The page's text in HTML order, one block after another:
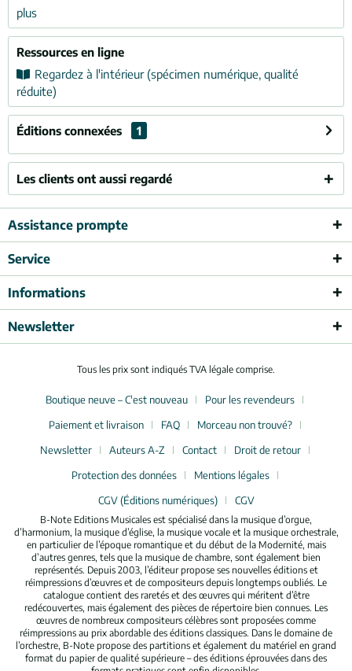
plus
Ressources en ligne
Regardez à l'intérieur (spécimen numérique, qualité
réduite)
Éditions connexées 1
Les clients ont aussi regardé
Assistance prompte
Service
Informations
Newsletter
Tous les prix sont indiqués TVA légale comprise.
Boutique neuve – C'est nouveau
Pour les revendeurs
Paiement et livraison
FAQ
Morceau non trouvé?
Newsletter
Auteurs A-Z Contact
Droit de retour
Protection des données
Mentions légales
CGV (Éditions numériques)
CGV
B-Note Editions Musicales est spécialisé dans la musique d’orgue,
d’harmonium, la musique d’église, la musique vocale et la musique orchestrale,
en particulier de l’époque romantique et du début de la Modernité, mais
d’autres genres, tels que la musique de chambre, sont également bien
représentés. Depuis 2003, l’éditeur propose ses nouvelles éditions et
réimpressions d’œuvres et de compositeurs depuis longtemps oubliés. Le
catalogue contient des raretés et des œuvres qui méritent d’être
redécouvertes, mais également des pièces de répertoire bien connues. Les
œuvres de nombreux compositeurs célèbres sont proposées comme
réimpressions au prix abordable des éditions classiques. Dans le domaine de
l’orchestre, B-Note propose des partitions et également du matériel en grand
format du papier de qualité supérieure – des éditions éprouvées dans des